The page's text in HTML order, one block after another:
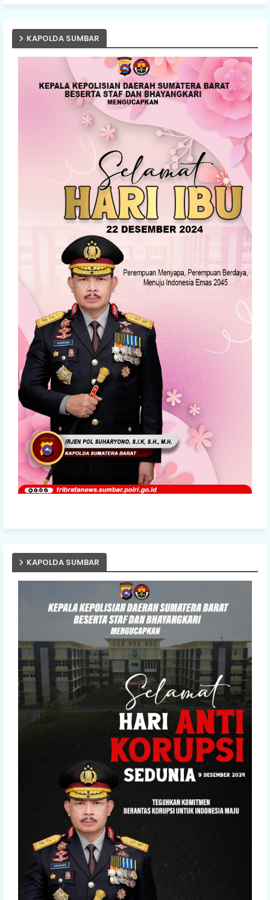
KAPOLDA SUMBAR
KAPOLDA SUMBAR